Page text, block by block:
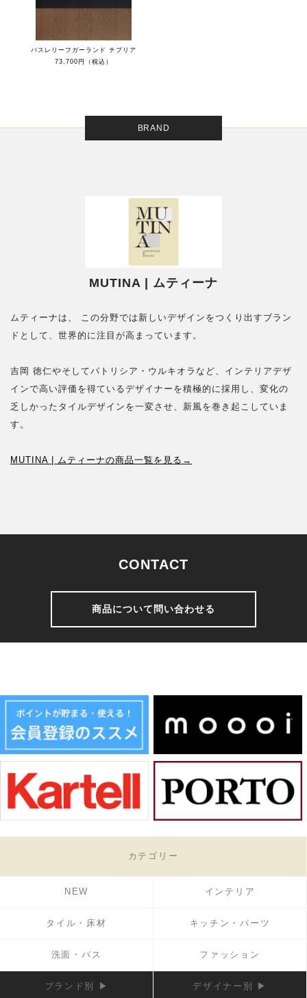
バスレリーフガーランド チプリア
73,700円（税込）
BRAND
MUTINA | ムティーナ
ムティーナは、 この分野では新しいデザインをつくり出すブラン
ドとして、世界的に注目が高まっています。
吉岡 徳仁やそしてパトリシア・ウルキオラなど、インテリアデザ
インで高い評価を得ているデザイナーを積極的に採用し、変化の
乏しかったタイルデザインを一変させ、新風を巻き起こしていま
す。
MUTINA | ムティーナの商品一覧を見る→
CONTACT
商品について問い合わせる
カテゴリー
NEW インテリア
タイル・床材 キッチン・パーツ
洗面・バス ファッション
ブランド別 ▶ デザイナー別 ▶